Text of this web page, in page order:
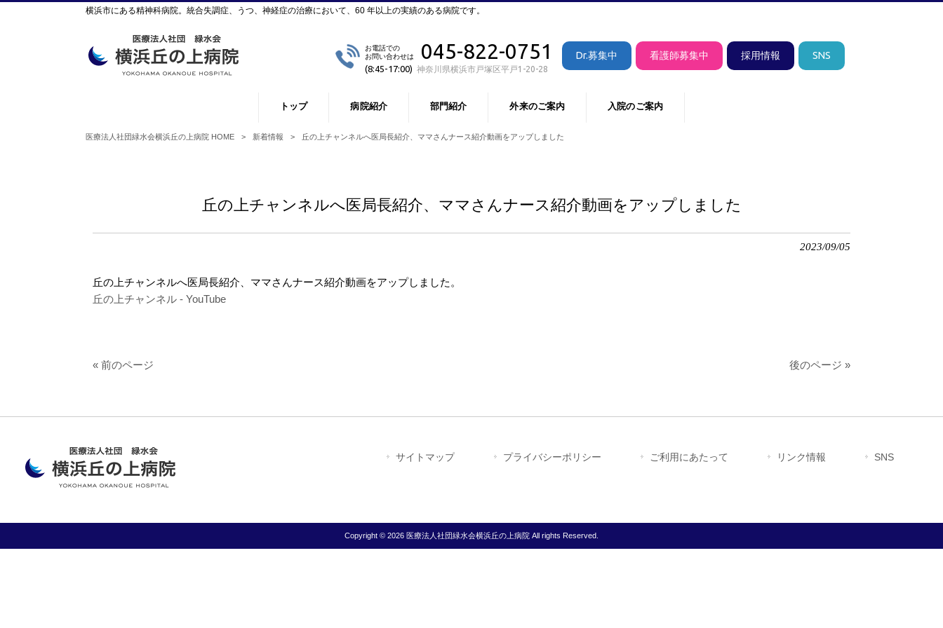
横浜市にある精神科病院。統合失調症、うつ、神経症の治療において、60 年以上の実績のある病院です。
お電話での
お問い合わせは
045-822-0751
(8:45-17:00) 神奈川県横浜市戸塚区平戸1-20-28
Dr.募集中 看護師募集中 採用情報 SNS
トップ 病院紹介 部門紹介 外来のご案内 入院のご案内
医療法人社団緑水会横浜丘の上病院 HOME > 新着情報 > 丘の上チャンネルへ医局長紹介、ママさんナース紹介動画をアップしました
丘の上チャンネルへ医局長紹介、ママさんナース紹介動画をアップしました
2023/09/05
丘の上チャンネルへ医局長紹介、ママさんナース紹介動画をアップしました。
丘の上チャンネル - YouTube
« 前のページ 後のページ »
サイトマップ プライバシーポリシー ご利用にあたって リンク情報 SNS
Copyright © 2026 医療法人社団緑水会横浜丘の上病院 All rights Reserved.